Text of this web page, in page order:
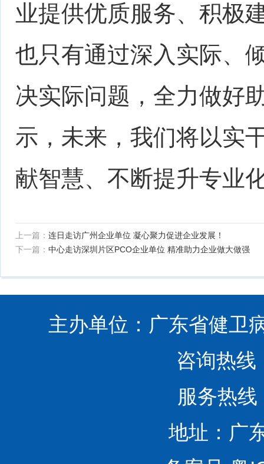
业提供优质服务、积极
也只有通过深入实际、
决实际问题，全力做好
示，未来，我们将以实
献智慧、不断提升专业
上一篇： 连日走访广州企业单位 凝心聚力促进企业发展！
下一篇： 中心走访深圳片区PCO企业单位 精准助力企业做大做强
主办单位：广东省健卫
咨询热线
服务热线
地址：广